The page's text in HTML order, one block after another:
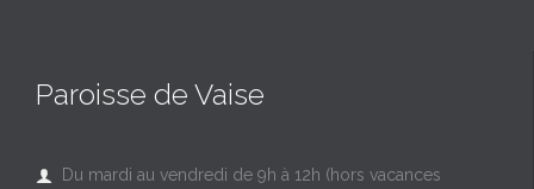
Paroisse de Vaise

Du mardi au vendredi de 9h à 12h (hors vacances